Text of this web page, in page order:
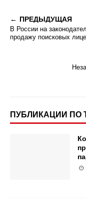
ПРЕДЫДУЩАЯ
В России на
продажу поисковых
ПУБЛИКАЦИИ ПО